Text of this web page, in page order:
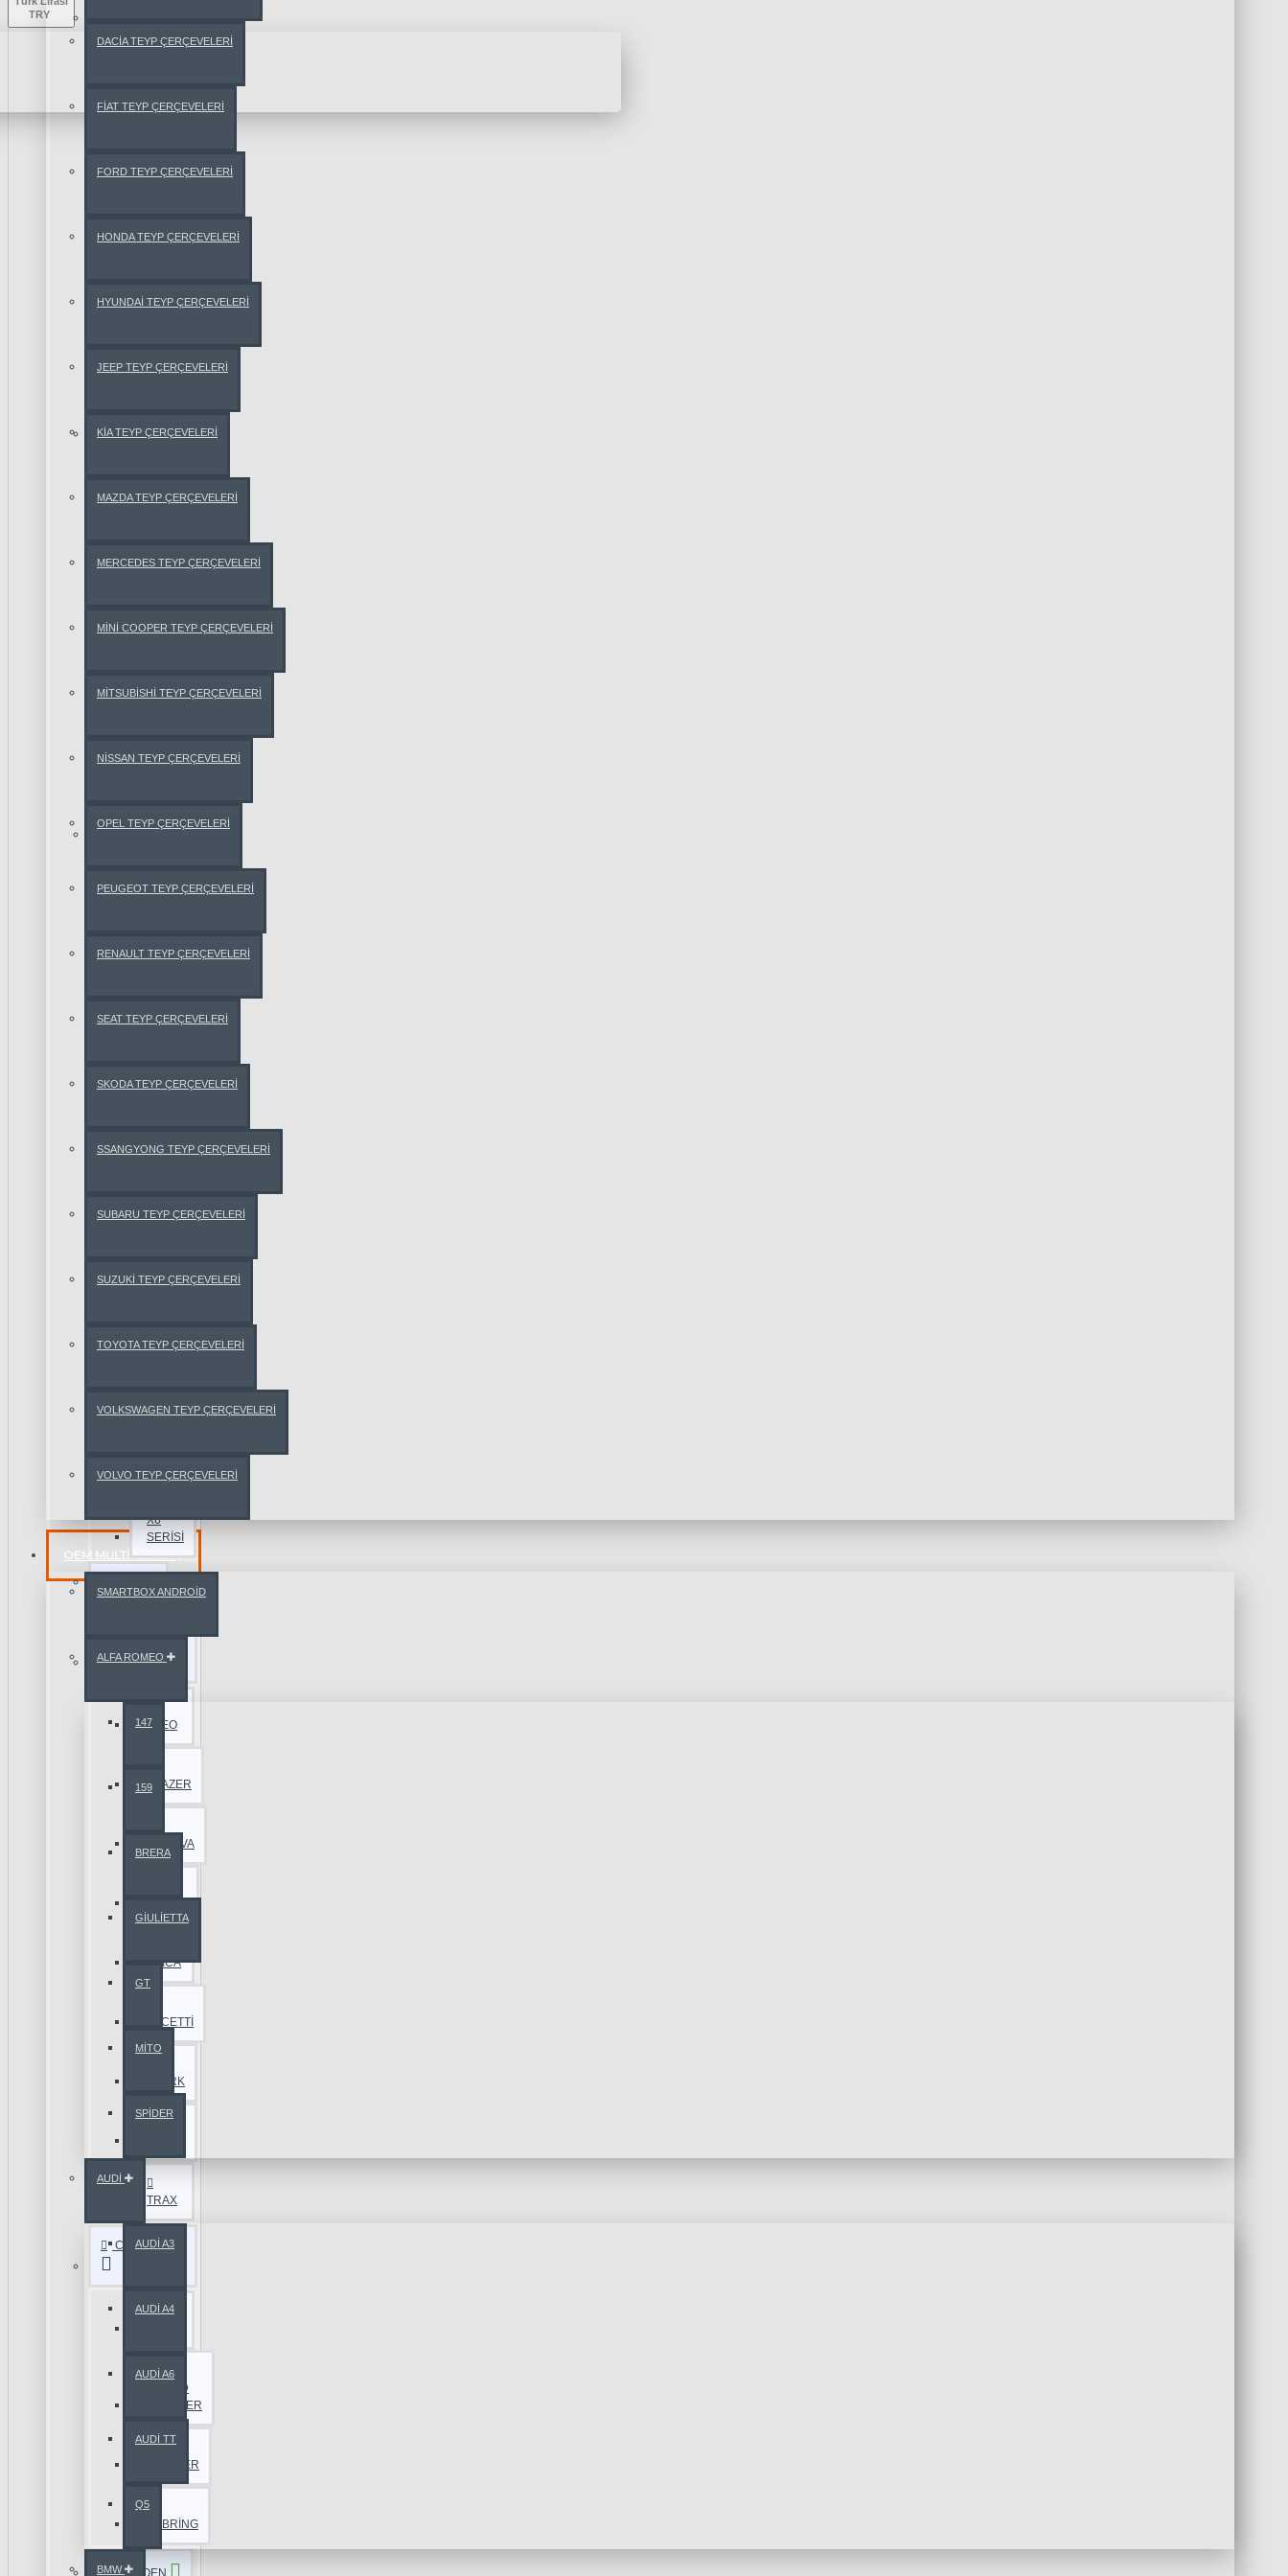
TRY
DACİA TEYP ÇERÇEVELERİ
FİAT TEYP ÇERÇEVELERİ
FORD TEYP ÇERÇEVELERİ
HONDA TEYP ÇERÇEVELERİ
HYUNDAİ TEYP ÇERÇEVELERİ
JEEP TEYP ÇERÇEVELERİ
KİA TEYP ÇERÇEVELERİ
MAZDA TEYP ÇERÇEVELERİ
MERCEDES TEYP ÇERÇEVELERİ
MİNİ COOPER TEYP ÇERÇEVELERİ
MİTSUBİSHİ TEYP ÇERÇEVELERİ
NİSSAN TEYP ÇERÇEVELERİ
OPEL TEYP ÇERÇEVELERİ
PEUGEOT TEYP ÇERÇEVELERİ
RENAULT TEYP ÇERÇEVELERİ
SEAT TEYP ÇERÇEVELERİ
SKODA TEYP ÇERÇEVELERİ
SSANGYONG TEYP ÇERÇEVELERİ
SUBARU TEYP ÇERÇEVELERİ
SUZUKİ TEYP ÇERÇEVELERİ
TOYOTA TEYP ÇERÇEVELERİ
VOLKSWAGEN TEYP ÇERÇEVELERİ
VOLVO TEYP ÇERÇEVELERİ
OEM MULTIMEDYA
SMARTBOX ANDROİD
ALFA ROMEO
147
159
BRERA
GİULİETTA
GT
MİTO
SPİDER
AUDİ
AUDİ A3
AUDİ A4
AUDİ A6
AUDİ TT
Q5
BMW
159
BRERA
AUDİ
AUDİ
BMW 1
X1
BMW
SERİSİ
BMW
X6
SERİSİ
AVEO
BLAZER
CAPTİVA
EPİCA
LACETTİ
SPARK
TRAX
CHRYSLER
300
GRAND
VOYAGER
PT
CRUISER
SEBRİNG
CİTROEN